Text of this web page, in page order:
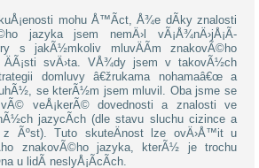
mohu Å™Ã­ct, Å¾e dÃ­ky znalosti
jazyka jsem nemÄ›l vÃ¡Å¾nÄ›jÅ¡Ã­
s jakÃ½mkoliv mluvÄÃ­m znakovÃ©ho
svÄ›ta. VÅ¾dy jsem v takovÃ½ch
domluvy â€žrukama nohamaâ€œ a
se kterÃ½m jsem mluvil. Oba jsme se
veÅ¡kerÃ© dovednosti a znalosti ve
jazycÃ­ch (dle stavu sluchu cizince a
Ãºst). Tuto skuteÄnost lze ovÄ›Å™it u
znakovÃ©ho jazyka, kterÃ½ je trochu
u lidÃ­ neslyÅ¡Ã­cÃ­ch.